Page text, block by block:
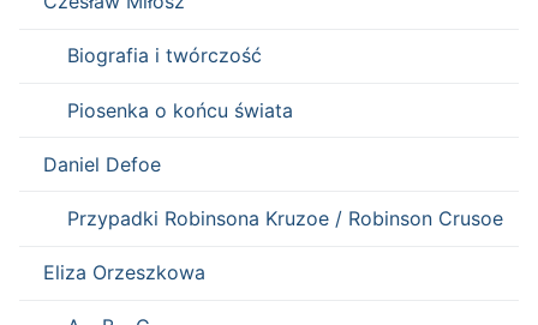
Biografia i twórczość
Piosenka o końcu świata
Daniel Defoe
Przypadki Robinsona Kruzoe / Robinson Crusoe
Eliza Orzeszkowa